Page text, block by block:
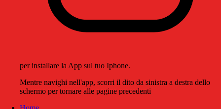
per installare la App sul tuo Iphone.
Mentre navighi nell'app, scorri il dito da sinistra a destra dello
schermo per tornare alle pagine precedenti